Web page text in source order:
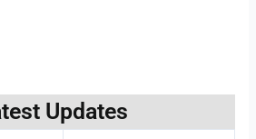
Updates